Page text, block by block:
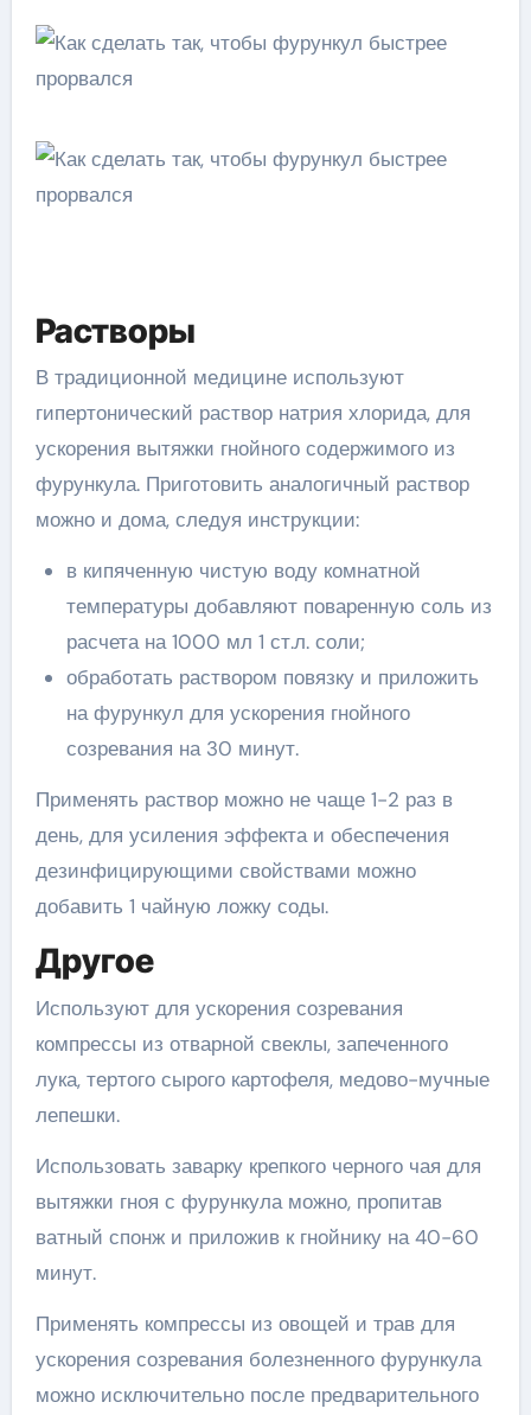
Растворы
В традиционной медицине используют
гипертонический раствор натрия хлорида, для
ускорения вытяжки гнойного содержимого из
фурункула. Приготовить аналогичный раствор
можно и дома, следуя инструкции:
в кипяченную чистую воду комнатной
температуры добавляют поваренную соль из
расчета на 1000 мл 1 ст.л. соли;
обработать раствором повязку и приложить
на фурункул для ускорения гнойного
созревания на 30 минут.
Применять раствор можно не чаще 1-2 раз в
день, для усиления эффекта и обеспечения
дезинфицирующими свойствами можно
добавить 1 чайную ложку соды.
Другое
Используют для ускорения созревания
компрессы из отварной свеклы, запеченного
лука, тертого сырого картофеля, медово-мучные
лепешки.
Использовать заварку крепкого черного чая для
вытяжки гноя с фурункула можно, пропитав
ватный спонж и приложив к гнойнику на 40-60
минут.
Применять компрессы из овощей и трав для
ускорения созревания болезненного фурункула
можно исключительно после предварительного